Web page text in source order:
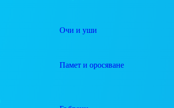
Очи и уши
Памет и оросяване